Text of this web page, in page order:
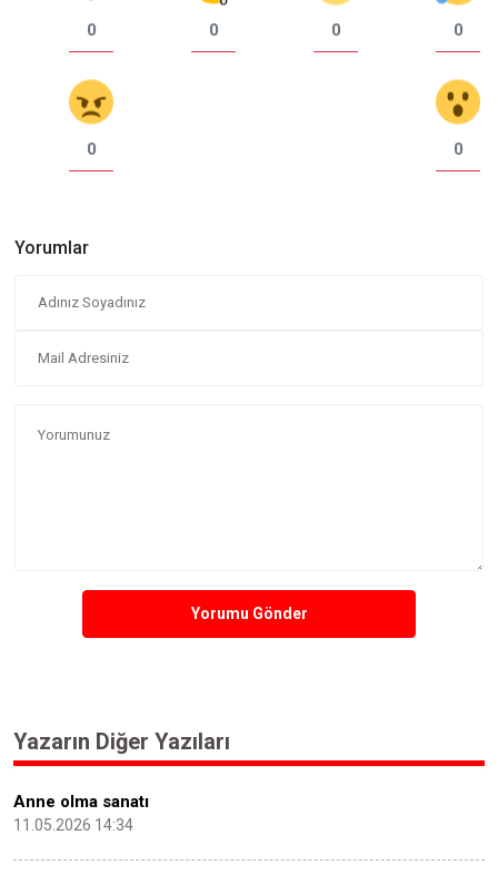
0 0 0 0
0 0
Yorumlar
Yorumu Gönder
Yazarın Diğer Yazıları
Anne olma sanatı
11.05.2026 14:34